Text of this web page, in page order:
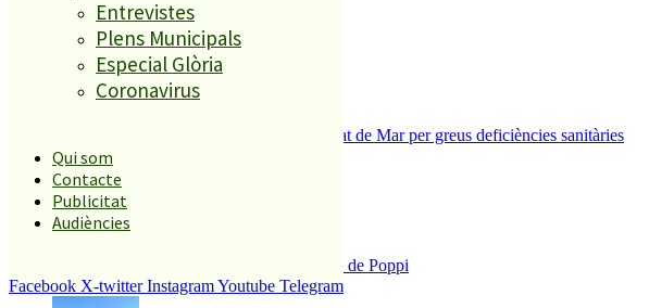
Entrevistes
Plens Municipals
Especial Glòria
Coronavirus
Qui som
Contacte
Publicitat
Audiències
Facebook X-twitter InstagramYoutube Telegram
ESPORTS CAP DE SETMANA
Tanquen un local de menjar ràpid a Malgrat de Mar per greus deficiències sanitàries
3
Enxampat l’autor de les pintades a la plaça de Poppi
4